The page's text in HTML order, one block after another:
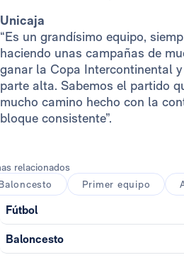
Unicaja
“Es un grandísimo equipo,
haciendo unas campañas de
ganar la Copa Intercontinental
parte alta. Sabemos el partido
mucho camino hecho con la
bloque consistente”.
relacionados
Primer equipo
Fútbol
Baloncesto